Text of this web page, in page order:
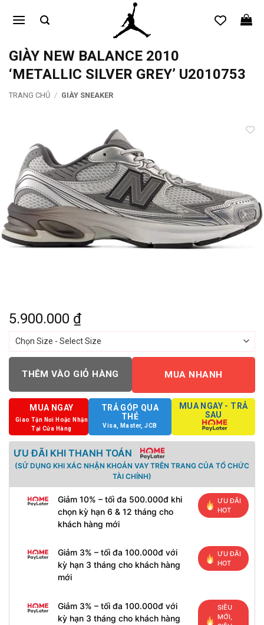
qua
dungGIÀY NEW BALANCE 2010
‘METALLIC SILVER GREY’ U2010753
TRANG CHỦ / GIÀY SNEAKER
5.900.000 ₫
THÊM VÀO GIỎ HÀNG MUA NHANH
MUA NGAY
Giao Tận Nơi Hoặc Nhận
Tại Cửa Hàng
TRẢ GÓP QUA
THẺ
Visa, Master, JCB
MUA NGAY - TRẢ
SAU
ƯU ĐÃI KHI THANH TOÁN
(SỬ DỤNG KHI XÁC NHẬN KHOẢN VAY TRÊN TRANG CỦA TỔ CHỨC
TÀI CHÍNH)
Giảm 10% – tối đa 500.000đ khi
chọn kỳ hạn 6 & 12 tháng cho
khách hàng mới
ƯU ĐÃI
HOT
Giảm 3% – tối đa 100.000đ với
kỳ hạn 3 tháng cho khách hàng
mới
ƯU ĐÃI
HOT
Giảm 3% – tối đa 100.000đ với
kỳ hạn 3 tháng cho khách hàng
SIÊU
MỚI,